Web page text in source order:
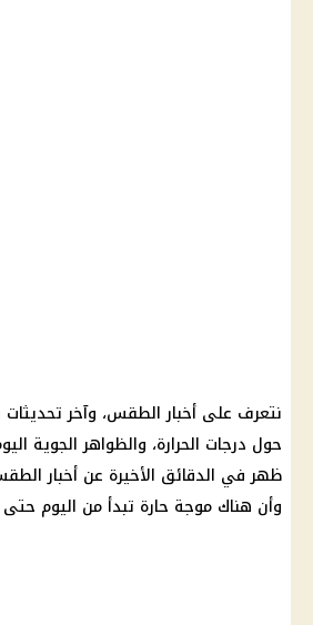
نتعرف على أخبار الطقس، وآخر تحديثات
حول درجات الحرارة، والظواهر الجوية
ظهر في الدقائق الأخيرة عن أخبار
وأن هناك موجة حارة تبدأ من اليوم حتى